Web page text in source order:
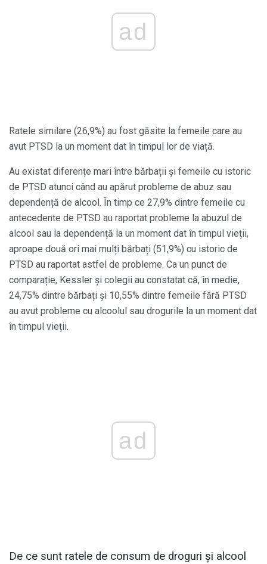
ad
Ratele similare (26,9%) au fost găsite la femeile care au
avut PTSD la un moment dat în timpul lor de viață.
Au existat diferențe mari între bărbații și femeile cu istoric
de PTSD atunci când au apărut probleme de abuz sau
dependență de alcool. În timp ce 27,9% dintre femeile cu
antecedente de PTSD au raportat probleme la abuzul de
alcool sau la dependență la un moment dat în timpul vieții,
aproape două ori mai mulți bărbați (51,9%) cu istoric de
PTSD au raportat astfel de probleme. Ca un punct de
comparație, Kessler și colegii au constatat că, în medie,
24,75% dintre bărbați și 10,55% dintre femeile fără PTSD
au avut probleme cu alcoolul sau drogurile la un moment dat
în timpul vieții.
ad
De ce sunt ratele de consum de droguri și alcool